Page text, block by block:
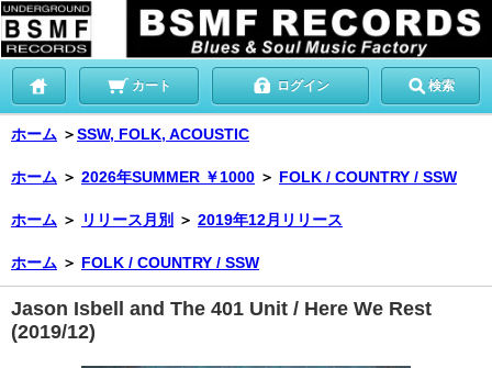
カート ログイン 検索
ホーム ＞SSW, FOLK, ACOUSTIC
ホーム ＞ 2026年SUMMER ￥1000 ＞ FOLK / COUNTRY / SSW
ホーム ＞ リリース月別 ＞ 2019年12月リリース
ホーム ＞ FOLK / COUNTRY / SSW
Jason Isbell and The 401 Unit / Here We Rest
(2019/12)